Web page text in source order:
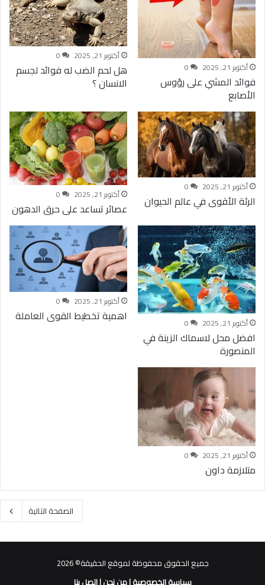
أكتوبر 21, 2025 0
فوائد المشي على رؤوس
الأصابع
أكتوبر 21, 2025 0
هل لحم الضب له فوائد لجسم
الانسان ؟
أكتوبر 21, 2025 0
الرئة الأقوى في عالم الحيوان أكتوبر 21, 2025 0
عصائر تساعد على حرق الدهون
أكتوبر 21, 2025 0
افضل محل لاسماك الزينة في
المنصورة
أكتوبر 21, 2025 0
اهمية تخطيط القوى العاملة
أكتوبر 21, 2025 0
متلازمة داون
الصفحة التالية
جميع الحقوق محفوظة لموقع الحقيقة© 2026
سياسة الخصوصية|من نحن|اتصل بنا